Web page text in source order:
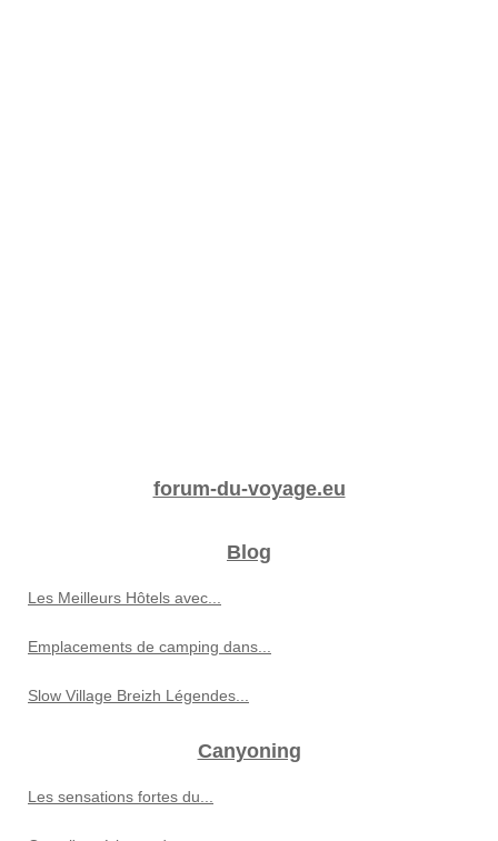
forum-du-voyage.eu
Blog
Les Meilleurs Hôtels avec...
Emplacements de camping dans...
Slow Village Breizh Légendes...
Canyoning
Les sensations fortes du...